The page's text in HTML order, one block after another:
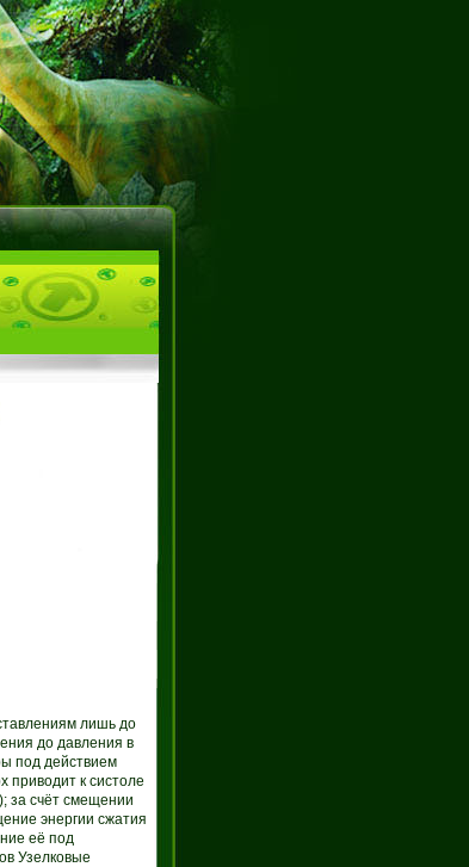
лишь до
до давления в
под действием
к систоле
за счёт смещении
энергии сжатия
её под
Узелковые